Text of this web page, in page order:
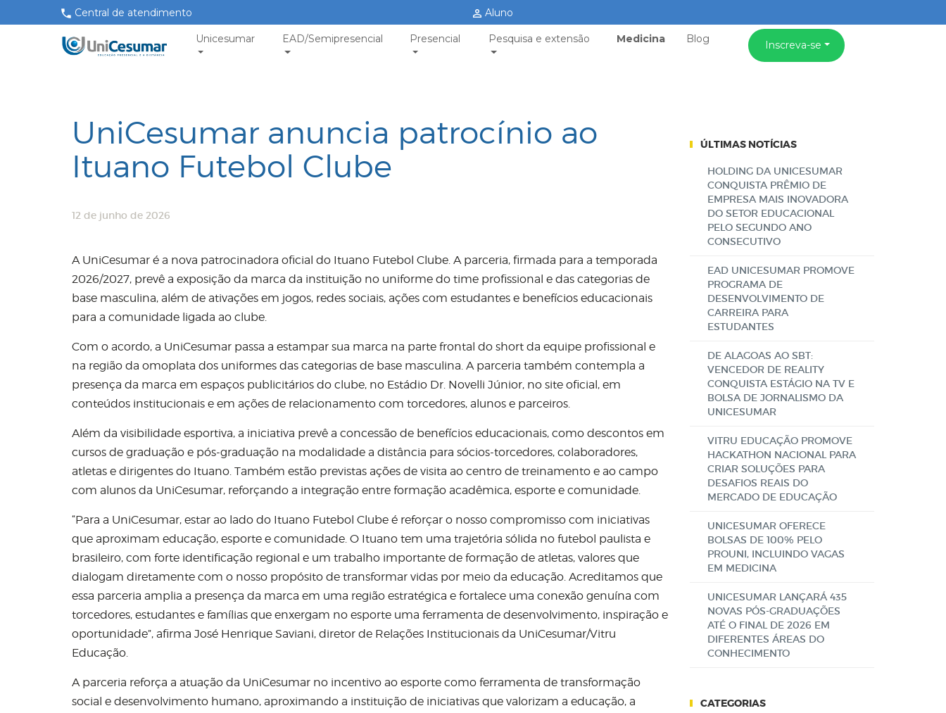
Central de atendimento Aluno
Unicesumar EAD/Semipresencial Presencial Pesquisa e extensão Medicina Blog Inscreva-se
UniCesumar anuncia patrocínio ao
Ituano Futebol Clube
12 de junho de 2026
A UniCesumar é a nova patrocinadora oficial do Ituano Futebol Clube. A parceria, firmada para a temporada
2026/2027, prevê a exposição da marca da instituição no uniforme do time profissional e das categorias de
base masculina, além de ativações em jogos, redes sociais, ações com estudantes e benefícios educacionais
para a comunidade ligada ao clube.
Com o acordo, a UniCesumar passa a estampar sua marca na parte frontal do short da equipe profissional e
na região da omoplata dos uniformes das categorias de base masculina. A parceria também contempla a
presença da marca em espaços publicitários do clube, no Estádio Dr. Novelli Júnior, no site oficial, em
conteúdos institucionais e em ações de relacionamento com torcedores, alunos e parceiros.
Além da visibilidade esportiva, a iniciativa prevê a concessão de benefícios educacionais, como descontos em
cursos de graduação e pós-graduação na modalidade a distância para sócios-torcedores, colaboradores,
atletas e dirigentes do Ituano. Também estão previstas ações de visita ao centro de treinamento e ao campo
com alunos da UniCesumar, reforçando a integração entre formação acadêmica, esporte e comunidade.
“Para a UniCesumar, estar ao lado do Ituano Futebol Clube é reforçar o nosso compromisso com iniciativas
que aproximam educação, esporte e comunidade. O Ituano tem uma trajetória sólida no futebol paulista e
brasileiro, com forte identificação regional e um trabalho importante de formação de atletas, valores que
dialogam diretamente com o nosso propósito de transformar vidas por meio da educação. Acreditamos que
essa parceria amplia a presença da marca em uma região estratégica e fortalece uma conexão genuína com
torcedores, estudantes e famílias que enxergam no esporte uma ferramenta de desenvolvimento, inspiração e
oportunidade”, afirma José Henrique Saviani, diretor de Relações Institucionais da UniCesumar/Vitru
Educação.
A parceria reforça a atuação da UniCesumar no incentivo ao esporte como ferramenta de transformação
social e desenvolvimento humano, aproximando a instituição de iniciativas que valorizam a educação, a
ÚLTIMAS NOTÍCIAS
HOLDING DA UNICESUMAR
CONQUISTA PRÊMIO DE
EMPRESA MAIS INOVADORA
DO SETOR EDUCACIONAL
PELO SEGUNDO ANO
CONSECUTIVO
EAD UNICESUMAR PROMOVE
PROGRAMA DE
DESENVOLVIMENTO DE
CARREIRA PARA
ESTUDANTES
DE ALAGOAS AO SBT:
VENCEDOR DE REALITY
CONQUISTA ESTÁGIO NA TV E
BOLSA DE JORNALISMO DA
UNICESUMAR
VITRU EDUCAÇÃO PROMOVE
HACKATHON NACIONAL PARA
CRIAR SOLUÇÕES PARA
DESAFIOS REAIS DO
MERCADO DE EDUCAÇÃO
UNICESUMAR OFERECE
BOLSAS DE 100% PELO
PROUNI, INCLUINDO VAGAS
EM MEDICINA
UNICESUMAR LANÇARÁ 435
NOVAS PÓS-GRADUAÇÕES
ATÉ O FINAL DE 2026 EM
DIFERENTES ÁREAS DO
CONHECIMENTO
CATEGORIAS